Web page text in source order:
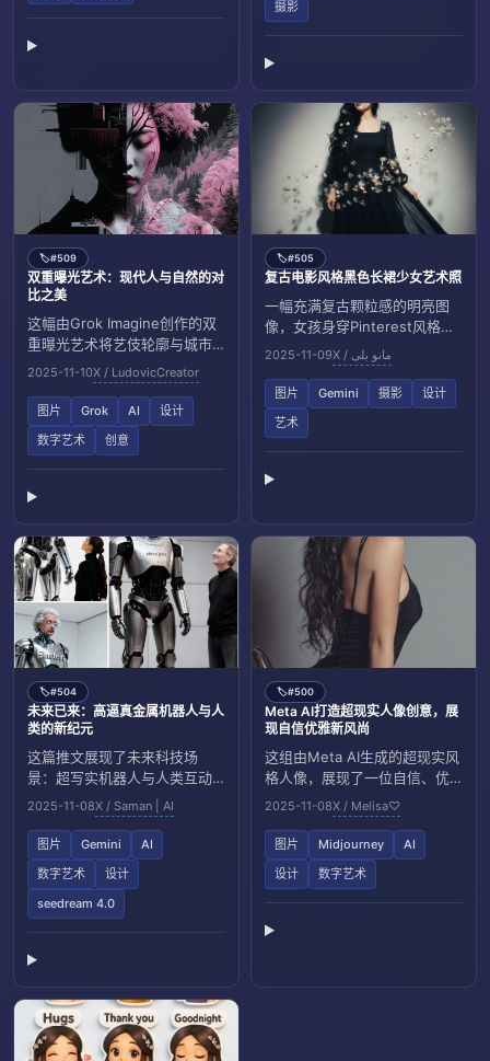
创作中的应用潜力。
摄影
🏷️#509
双重曝光艺术：现代人与自然的对
比之美
这幅由Grok Imagine创作的双
重曝光艺术将艺伎轮廓与城市
与自然景观融合，展现现代人
类在城市与自然之间的双重存
在，充满视觉冲击与哲理思
考。
2025-11-10X / LudovicCreator
图片 Grok AI
设计
数字艺术
创意
🏷️#505
复古电影风格黑色长裙少女艺术照
一幅充满复古颗粒感的明亮图
像，女孩身穿Pinterest风格的
黑色长款乔其纱连衣裙，长发
飘逸，花朵点缀，营造神秘浪
漫的艺术氛围，犹如好莱坞电
影场景。
2025-11-09 X / مانو بلی
图片 Gemini 摄影
设计
艺术
🏷️#504
未来已来：高逼真金属机器人与人
类的新纪元
这篇推文展现了未来科技场
景：超写实机器人与人类互动
的视觉创作，强调工具
seedream 4.0或Gemini
nanobanana在数字艺术中的应
用，预示智能与工业风的融
合。
2025-11-08X / Saman | AI
图片 Gemini
AI
数字艺术
设计
seedream 4.0
🏷️#500
Meta AI打造超现实人像创意，展
现自信优雅新风尚
这组由Meta AI生成的超现实风
格人像，展现了一位自信、优
雅的年轻女子，细腻的灯光和
极简背景突显其魅力，融合了
高端时尚与艺术创意。
2025-11-08X / Melisa♡
图片 Midjourney
AI
设计
数字艺术